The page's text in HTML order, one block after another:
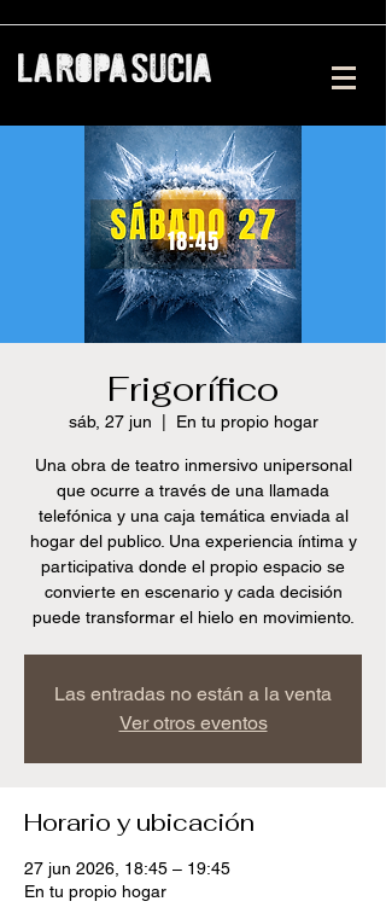
Frigorífico
sáb, 27 jun En tu propio hogar
Una obra de teatro inmersivo unipersonal
que ocurre a través de una llamada
telefónica y una caja temática enviada al
hogar del publico. Una experiencia íntima y
participativa donde el propio espacio se
convierte en escenario y cada decisión
puede transformar el hielo en movimiento.
Las entradas no están a la venta
Ver otros eventos
Horario y ubicación
27 jun 2026, 18:45 – 19:45
En tu propio hogar